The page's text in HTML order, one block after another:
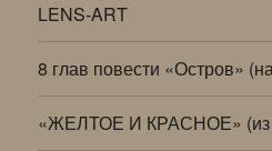
LENS-ART
8 глав повести «Остров»
«ЖЕЛТОЕ И КРАСНОЕ» (из